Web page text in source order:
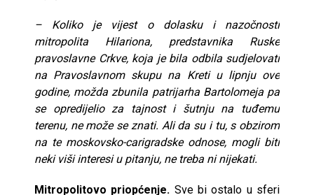
– Koliko je vijest o dolasku i nazočnosti
mitropolita Hilariona, predstavnika Ruske
pravoslavne Crkve, koja je bila odbila sudjelovati
na Pravoslavnom skupu na Kreti u lipnju ove
godine, možda zbunila patrijarha Bartolomeja pa
se opredijelio za tajnost i šutnju na tuđemu
terenu, ne može se znati. Ali da su i tu, s obzirom
na te moskovsko-carigradske odnose, mogli biti
neki viši interesi u pitanju, ne treba ni nijekati.
Mitropolitovo priopćenje. Sve bi ostalo u sferi